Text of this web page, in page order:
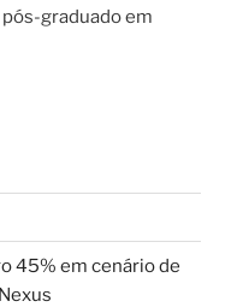
graduado em
45% em cenário de